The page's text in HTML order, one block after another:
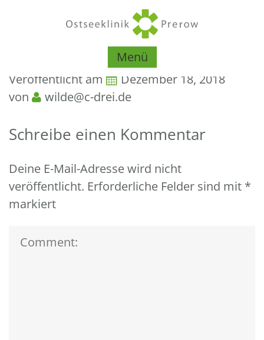
Menü
Veröffentlicht am
Dezember 18, 2018
von
wilde@c-drei.de
Schreibe einen Kommentar
Deine E-Mail-Adresse wird nicht
veröffentlicht. Erforderliche Felder sind mit *
markiert